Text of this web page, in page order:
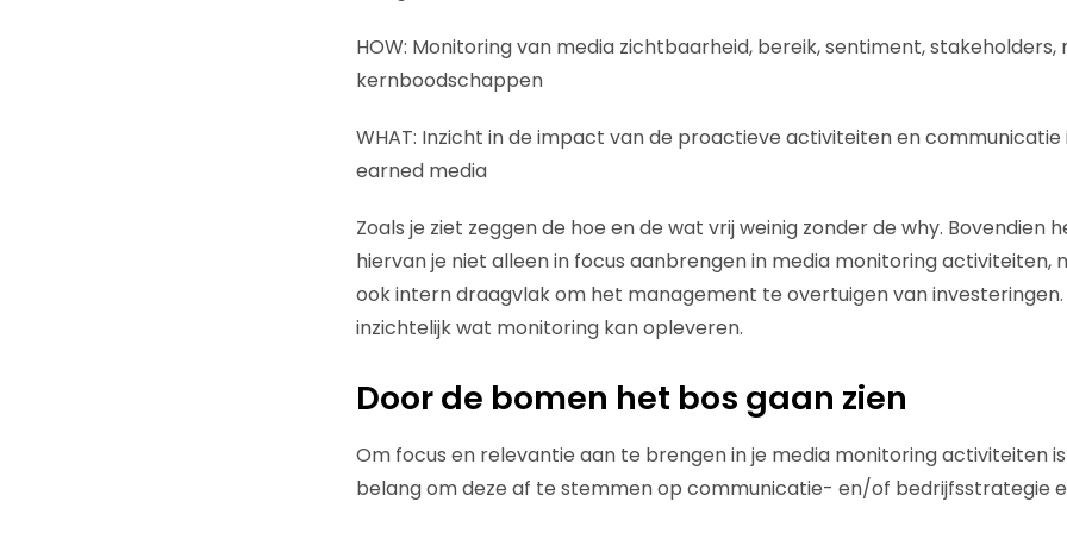
HOW: Monitoring van media zichtbaarheid, bereik, sentiment, stakeholders,
kernboodschappen
WHAT: Inzicht in de impact van de proactieve activiteiten en communicatie
earned media
Zoals je ziet zeggen de hoe en de wat vrij weinig zonder de why. Bovendien
hiervan je niet alleen in focus aanbrengen in media monitoring activiteiten,
ook intern draagvlak om het management te overtuigen van
inzichtelijk wat monitoring kan opleveren.
Door de bomen het bos gaan zien
Om focus en relevantie aan te brengen in je media monitoring activiteiten
belang om deze af te stemmen op communicatie- en/of bedrijfsstrategie